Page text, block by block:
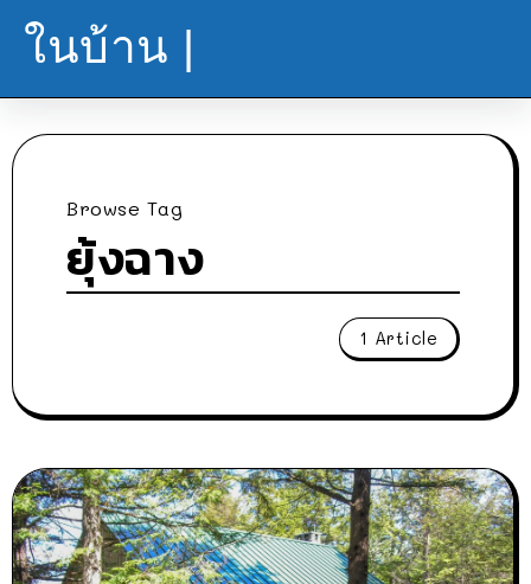
ในบ้าน |
Browse Tag
ยุ้งฉาง
1 Article